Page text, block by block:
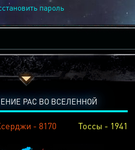
пароль
РАС ВО ВСЕЛЕННОЙ
- 8170 Тоссы - 1941